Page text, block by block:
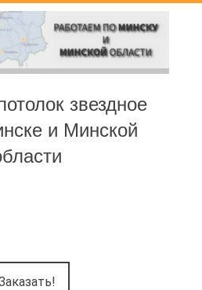
звездное
и Минской